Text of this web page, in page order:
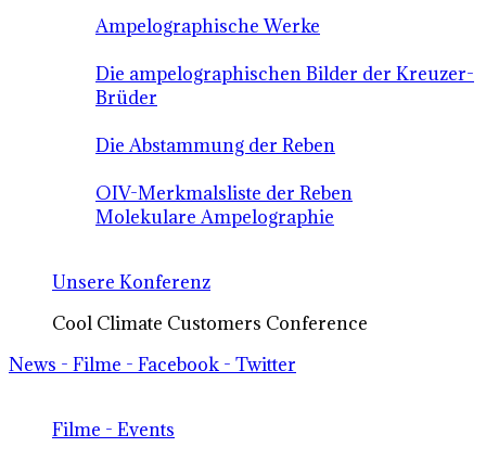
Ampelographische Werke
Die ampelographischen Bilder der Kreuzer-
Brüder
Die Abstammung der Reben
OIV-Merkmalsliste der Reben
Molekulare Ampelographie
Unsere Konferenz
Cool Climate Customers Conference
News - Filme - Facebook - Twitter
Filme - Events